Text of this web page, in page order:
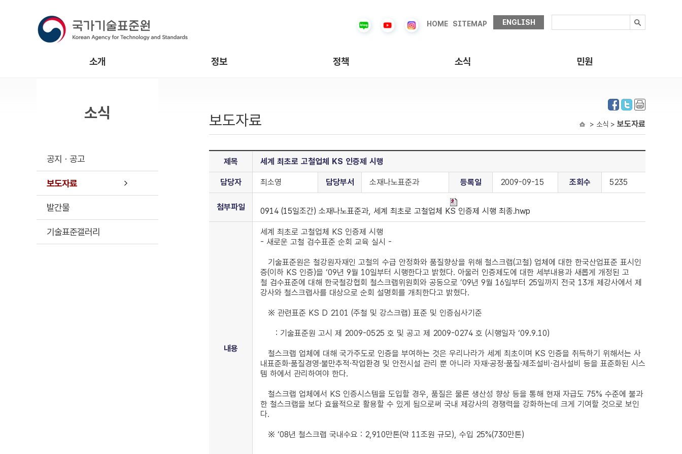
HOME SITEMAP ENGLISH
소개 정보 정책 소식 민원
보도자료 > 소식 > 보도자료
제목 세계 최초로 고철업체 KS 인증제 시행
담당자 최소영 담당부서 소재나노표준과 등록일 2009-09-15 조회수 5235
첨부파일 0914 (15일조간) 소재나노표준과, 세계 최초로 고철업체 KS 인증제 시행 최종.hwp
내용
세계 최초로 고철업체 KS 인증제 시행
- 새로운 고철 검수표준 순회 교육 실시 -
기술표준원은 철강원자재인 고철의 수급 안정화와 품질향상을 위해 철스크랩(고철) 업체에 대한 한국산업표준 표시인
증(이하 KS 인증)을 ‘09년 9월 10일부터 시행한다고 밝혔다. 아울러 인증제도에 대한 세부내용과 새롭게 개정된 고
철 검수표준에 대해 한국철강협회 철스크랩위원회와 공동으로 ‘09년 9월 16일부터 25일까지 전국 13개 제강사에서 제
강사와 철스크랩사를 대상으로 순회 설명회를 개최한다고 밝혔다.
※ 관련표준 KS D 2101 (주철 및 강스크랩) 표준 및 인증심사기준
: 기술표준원 고시 제 2009-0525 호 및 공고 제 2009-0274 호 (시행일자 ‘09.9.10)
철스크랩 업체에 대해 국가주도로 인증을 부여하는 것은 우리나라가 세계 최초이며 KS 인증을 취득하기 위해서는 사
내표준화․품질경영․불만추적․작업환경 및 안전시설 관리 뿐 아니라 자재․공정․품질․제조설비․검사설비 등을 표준화된 시스
템 하에서 관리하여야 한다.
철스크랩 업체에서 KS 인증시스템을 도입할 경우, 품질은 물론 생산성 향상 등을 통해 현재 자급도 75% 수준에 불과
한 철스크랩을 보다 효율적으로 활용할 수 있게 됨으로써 국내 제강사의 경쟁력을 강화하는데 크게 기여할 것으로 보인
다.
※ ‘08년 철스크랩 국내수요 : 2,910만톤(약 11조원 규모), 수입 25%(730만톤)
소식
공지ㆍ공고
보도자료
발간물
기술표준갤러리